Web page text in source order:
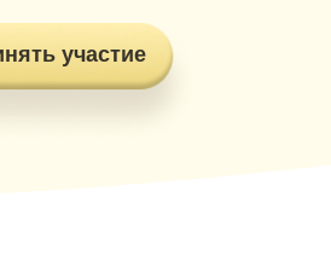
участие